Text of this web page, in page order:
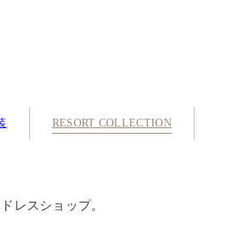
RESORT COLLECTION
レスショップ。